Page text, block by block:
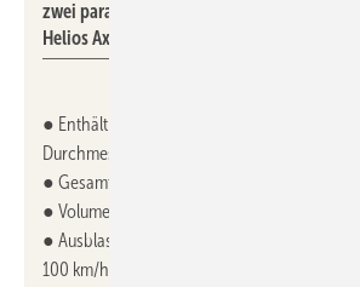
zwei parallel angeordneten und äußerst
Helios Axial-Hochleistungsventilatoren vom
● Enthält zwei Axialventilatoren mit jeweils
Durchmesser
● Gesamtantriebsleistung: 90 kW
● Volumenstrom: 310 000 m³/h
● Ausblasgeschwindigkeit: ca. 100 km/h
100 km/h regelbar)